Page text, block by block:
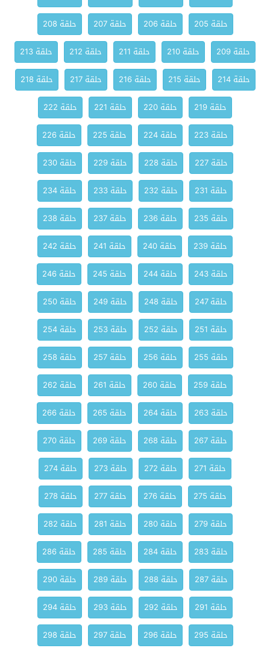
حلقة 205
حلقة 206 حلقة 207
حلقة 208
حلقة 209
حلقة 210 حلقة 211 حلقة 212
حلقة 213
حلقة 214
حلقة 215 حلقة 216 حلقة 217
حلقة 218
حلقة 219
حلقة 220 حلقة 221
حلقة 222
حلقة 223
حلقة 224 حلقة 225
حلقة 226
حلقة 227
حلقة 228 حلقة 229
حلقة 230
حلقة 231
حلقة 232 حلقة 233
حلقة 234
حلقة 235
حلقة 236 حلقة 237
حلقة 238
حلقة 239
حلقة 240 حلقة 241
حلقة 242
حلقة 243
حلقة 244 حلقة 245
حلقة 246
حلقة 247
حلقة 248 حلقة 249
حلقة 250
حلقة 251
حلقة 252 حلقة 253
حلقة 254
حلقة 255
حلقة 256 حلقة 257
حلقة 258
حلقة 259
حلقة 260 حلقة 261
حلقة 262
حلقة 263
حلقة 264 حلقة 265
حلقة 266
حلقة 267
حلقة 268 حلقة 269
حلقة 270
حلقة 271
حلقة 272 حلقة 273
حلقة 274
حلقة 275
حلقة 276 حلقة 277
حلقة 278
حلقة 279
حلقة 280 حلقة 281
حلقة 282
حلقة 283
حلقة 284 حلقة 285
حلقة 286
حلقة 287
حلقة 288 حلقة 289
حلقة 290
حلقة 291
حلقة 292 حلقة 293
حلقة 294
حلقة 295
حلقة 296 حلقة 297
حلقة 298